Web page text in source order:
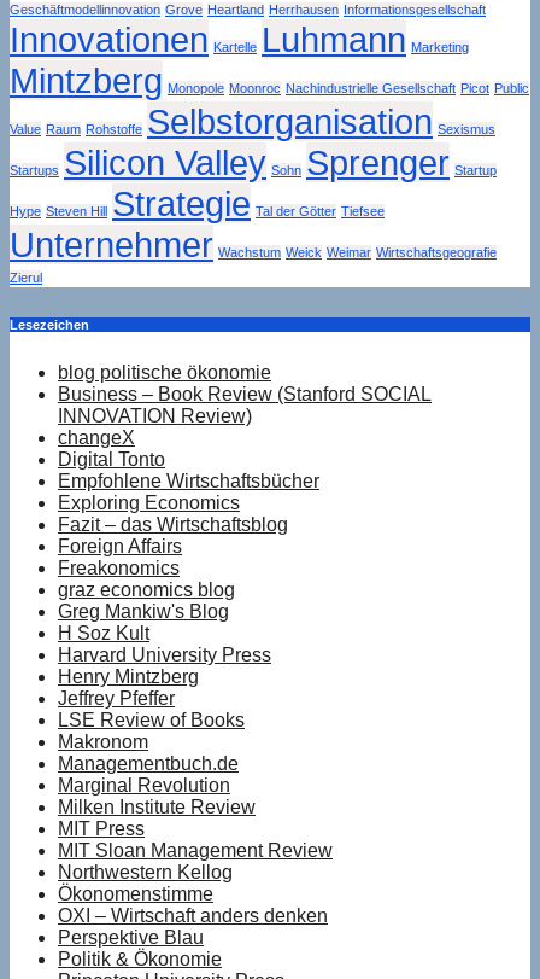
Geschäftmodellinnovation Grove Heartland Herrhausen Informationsgesellschaft
Innovationen Kartelle Luhmann Marketing
Mintzberg Monopole Moonroc Nachindustrielle Gesellschaft Picot Public
Value Raum Rohstoffe Selbstorganisation Sexismus
Startups Silicon Valley Sohn Sprenger Startup
Hype Steven Hill Strategie Tal der Götter Tiefsee
Unternehmer Wachstum Weick Weimar Wirtschaftsgeografie
Zierul
Lesezeichen
blog politische ökonomie
Business – Book Review (Stanford SOCIAL
INNOVATION Review)
changeX
Digital Tonto
Empfohlene Wirtschaftsbücher
Exploring Economics
Fazit – das Wirtschaftsblog
Foreign Affairs
Freakonomics
graz economics blog
Greg Mankiw's Blog
H Soz Kult
Harvard University Press
Henry Mintzberg
Jeffrey Pfeffer
LSE Review of Books
Makronom
Managementbuch.de
Marginal Revolution
Milken Institute Review
MIT Press
MIT Sloan Management Review
Northwestern Kellog
Ökonomenstimme
OXI – Wirtschaft anders denken
Perspektive Blau
Politik & Ökonomie